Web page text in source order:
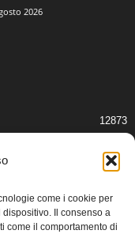
come i cookie per
Il consenso a
come il comportamento di
2026
12873
2409